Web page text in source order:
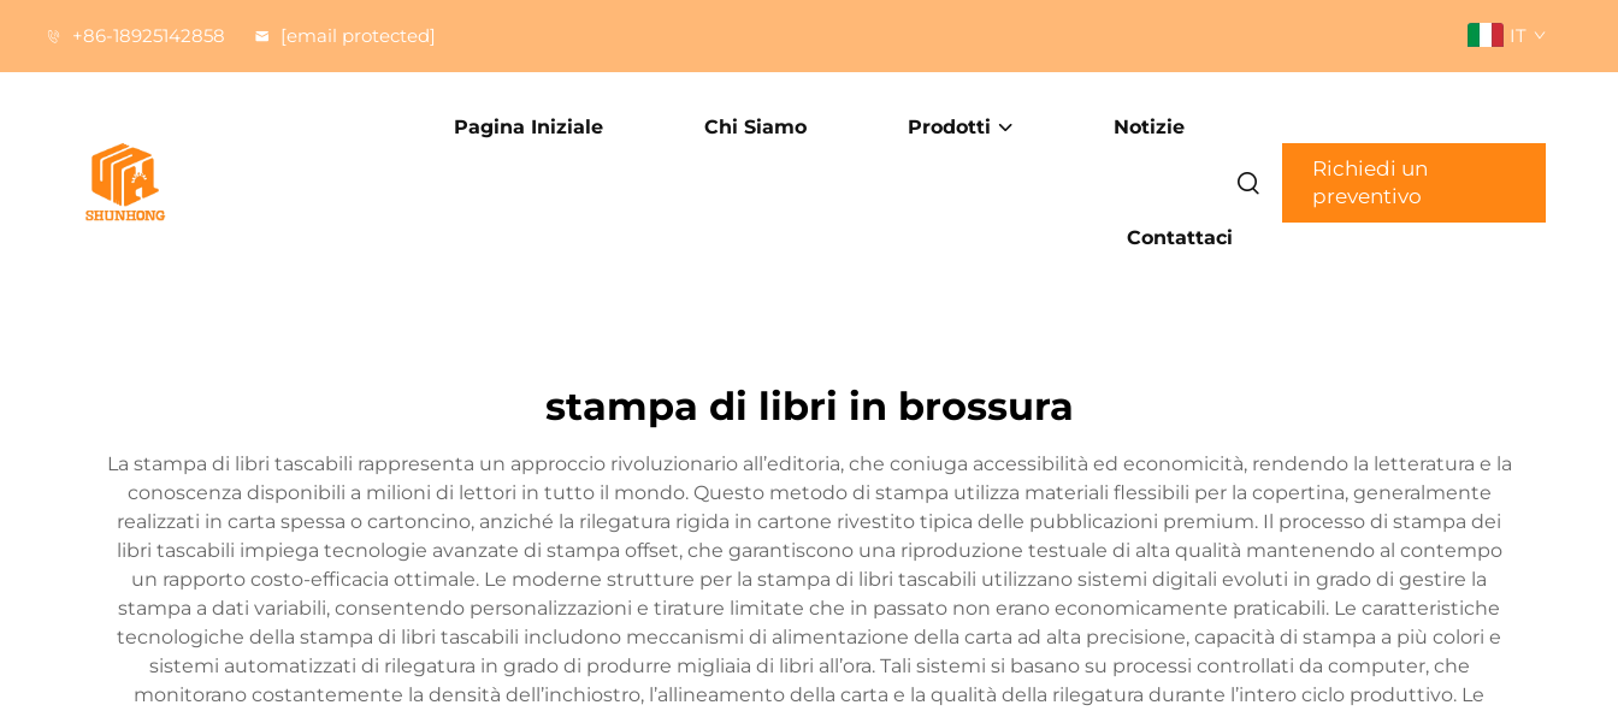
+86-18925142858 [email protected] IT
Pagina Iniziale Chi Siamo Prodotti Notizie
Contattaci
Richiedi un
preventivo
stampa di libri in brossura
La stampa di libri tascabili rappresenta un approccio rivoluzionario all’editoria, che coniuga accessibilità ed economicità, rendendo la letteratura e la
conoscenza disponibili a milioni di lettori in tutto il mondo. Questo metodo di stampa utilizza materiali flessibili per la copertina, generalmente
realizzati in carta spessa o cartoncino, anziché la rilegatura rigida in cartone rivestito tipica delle pubblicazioni premium. Il processo di stampa dei
libri tascabili impiega tecnologie avanzate di stampa offset, che garantiscono una riproduzione testuale di alta qualità mantenendo al contempo
un rapporto costo-efficacia ottimale. Le moderne strutture per la stampa di libri tascabili utilizzano sistemi digitali evoluti in grado di gestire la
stampa a dati variabili, consentendo personalizzazioni e tirature limitate che in passato non erano economicamente praticabili. Le caratteristiche
tecnologiche della stampa di libri tascabili includono meccanismi di alimentazione della carta ad alta precisione, capacità di stampa a più colori e
sistemi automatizzati di rilegatura in grado di produrre migliaia di libri all’ora. Tali sistemi si basano su processi controllati da computer, che
monitorano costantemente la densità dell’inchiostro, l’allineamento della carta e la qualità della rilegatura durante l’intero ciclo produttivo. Le